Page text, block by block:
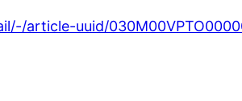
article-uuid/